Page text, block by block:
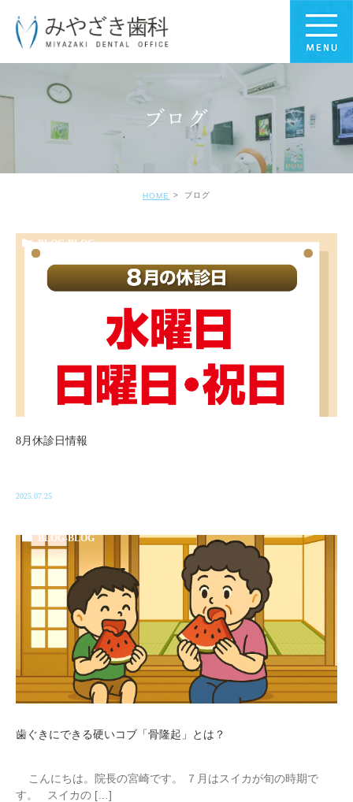
ブログ
HOME ブログ
BLOG-BLOG
8月休診日情報
2025.07.25
BLOG-BLOG
歯ぐきにできる硬いコブ「骨隆起」とは？
こんにちは。院長の宮崎です。 ７月はスイカが旬の時期で
す。 スイカの […]